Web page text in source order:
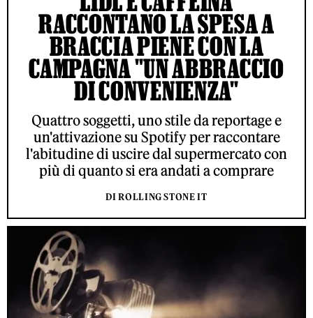
RACCONTANO LA SPESA A
BRACCIA PIENE CON LA
CAMPAGNA "UN ABBRACCIO
DI CONVENIENZA"
Quattro soggetti, uno stile da reportage e
un'attivazione su Spotify per raccontare
l'abitudine di uscire dal supermercato con
più di quanto si era andati a comprare
DI ROLLING STONE IT